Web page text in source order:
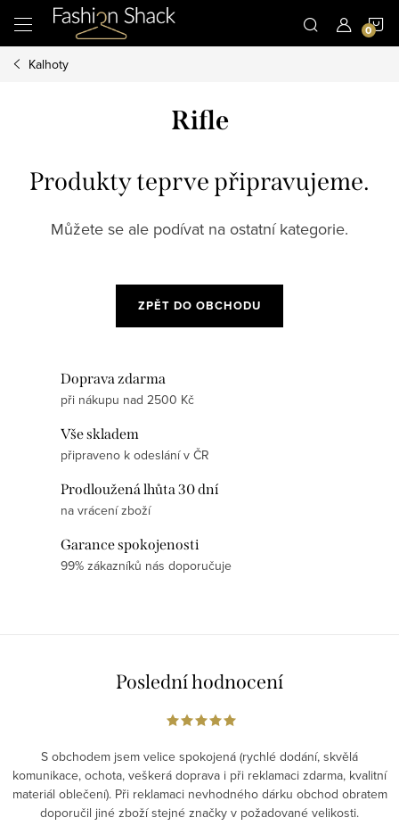
obsah
Kalhoty
Rifle
Produkty teprve připravujeme.
Můžete se ale podívat na ostatní kategorie.
ZPĚT DO OBCHODU
Doprava zdarma
při nákupu nad 2500 Kč
Vše skladem
připraveno k odeslání v ČR
Prodloužená lhůta 30 dní
na vrácení zboží
Garance spokojenosti
99% zákazníků nás doporučuje
Poslední hodnocení
S obchodem jsem velice spokojená (rychlé dodání, skvělá
komunikace, ochota, veškerá doprava i při reklamaci zdarma, kvalitní
materiál oblečení). Při reklamaci nevhodného dárku obchod obratem
doporučil jiné zboží stejné značky v požadované velikosti.